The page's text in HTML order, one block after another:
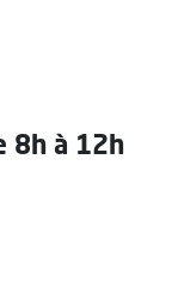
8h à 12h